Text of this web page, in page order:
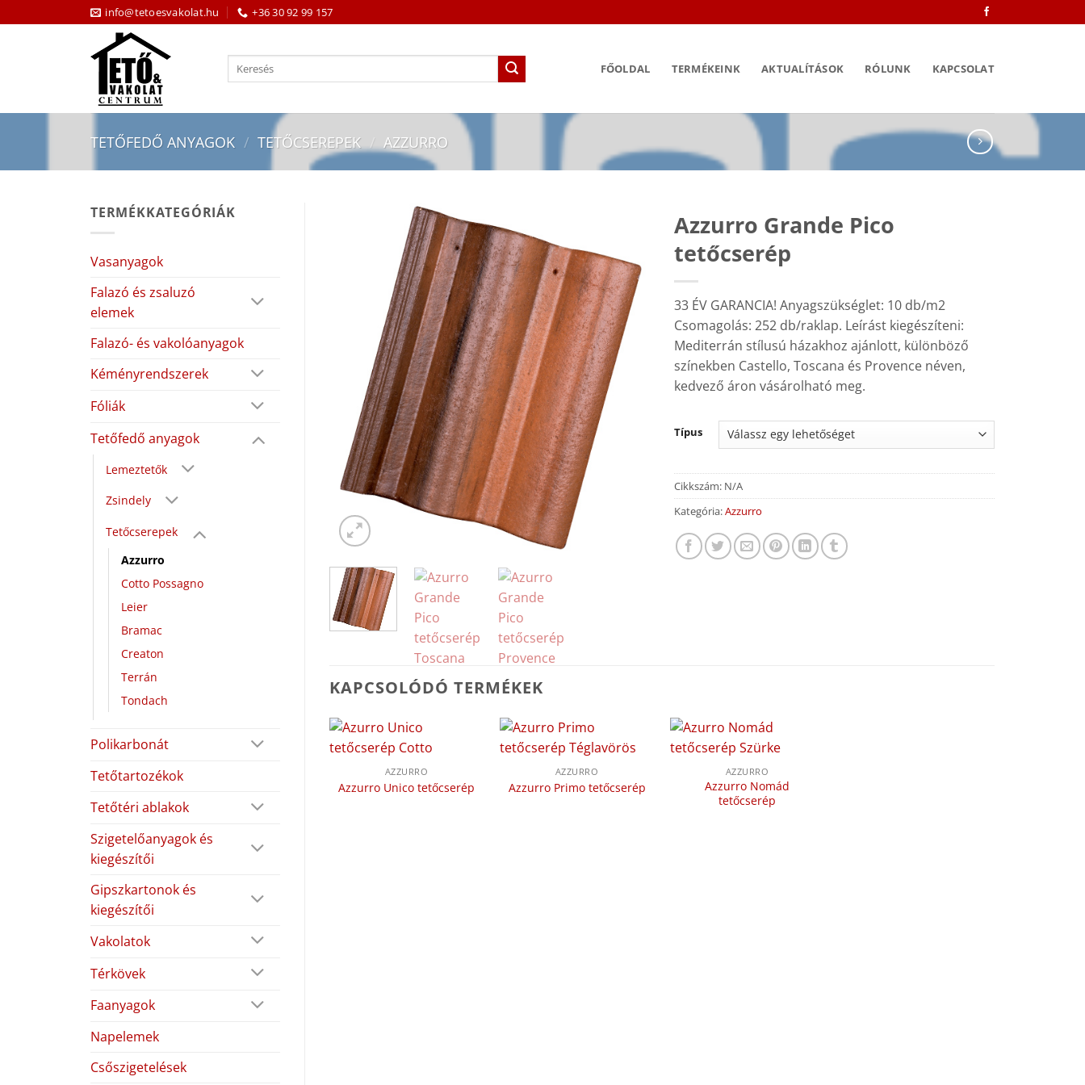
to
info@tetoesvakolat.hu +36 30 92 99 157
Keresés
FŐOLDAL TERMÉKEINK AKTUALÍTÁSOK RÓLUNK KAPCSOLAT
TETŐFEDŐ ANYAGOK / TETŐCSEREPEK / AZZURRO
TERMÉKKATEGÓRIÁK
Vasanyagok
Falazó és zsaluzó
elemek
Falazó- és vakolóanyagok
Kéményrendszerek
Fóliák
Tetőfedő anyagok
Lemeztetők
Zsindely
Tetőcserepek
Azzurro
Cotto Possagno
Leier
Bramac
Creaton
Terrán
Tondach
Polikarbonát
Tetőtartozékok
Tetőtéri ablakok
Szigetelőanyagok és
kiegészítői
Gipszkartonok és
kiegészítői
Vakolatok
Térkövek
Faanyagok
Napelemek
Csőszigetelések
Azzurro Grande Pico
tetőcserép
33 ÉV GARANCIA! Anyagszükséglet: 10 db/m2
Csomagolás: 252 db/raklap. Leírást kiegészíteni:
Mediterrán stílusú házakhoz ajánlott, különböző
színekben Castello, Toscana és Provence néven,
kedvező áron vásárolható meg.
Típus
Cikkszám: N/A
Kategória:Azzurro
KAPCSOLÓDÓ TERMÉKEK
AZZURRO
Azzurro Unico tetőcserép
AZZURRO
Azzurro Primo tetőcserép
AZZURRO
Azzurro Nomád
tetőcserép